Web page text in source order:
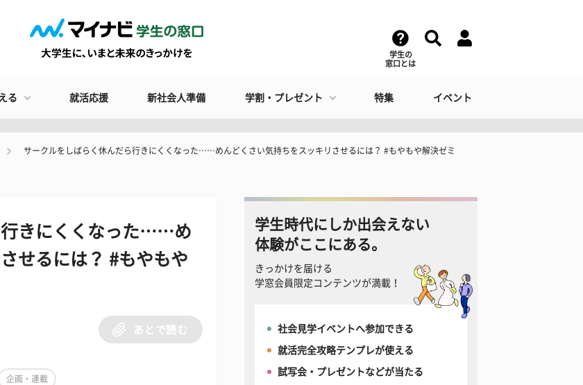
学生の
窓口とは
る 就活応援 新社会人準備 学割・プレゼント 特集 イベント
サークルをしばらく休んだら行きにくくなった……めんどくさい気持ちをスッキリさせるには？ #もやもや解決ゼミ
行きにくくなった……め
せるには？ #もやもや
あとで読む
企画・連載
学生時代にしか出会えない
体験がここにある。
きっかけを届ける
学窓会員限定コンテンツが満載！
社会見学イベントへ参加できる
就活完全攻略テンプレが使える
試写会・プレゼントなどが当たる